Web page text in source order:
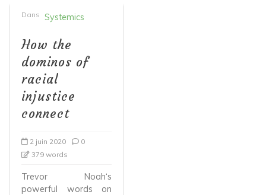
Dans Systemics
How the
dominos of
racial
injustice
connect
2 juin 2020
0
379 words
Trevor Noah‘s
powerful words on